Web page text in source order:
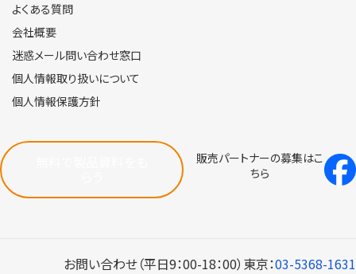
よくある質問
会社概要
迷惑メール問い合わせ窓口
個人情報取り扱いについて
個人情報保護方針
販売パートナーの募集はこ
ちら
お問い合わせ（平日9：00-18：00） 東京：03-5368-1631